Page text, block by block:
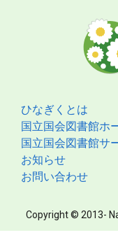
ひなぎくとは
国立国会図書館ホ
国立国会図書館サ
お知らせ
お問い合わせ
Copyright © 2013-